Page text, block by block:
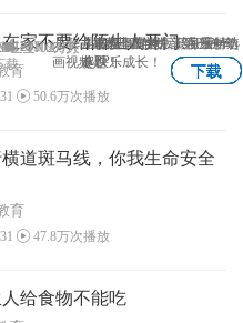
1102万人 3-7岁儿童学拼音第一神奇
APP
下载
IOS
载
早教益智游戏，陪宝宝一
起快乐成长！
下载
1203
儿歌、故事、国学、识字原创动
画视频！
下载
1069万儿童故事专业版，海量精选
专题！
下载
家不要给陌生人开门
育
50.6万次播放
横道斑马线，你我生命安全
育
47.8万次播放
人给食物不能吃